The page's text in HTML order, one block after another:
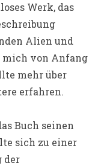
Werk, das
Alien und
mich von Anfang
mehr über
erfahren.
Buch seinen
sich zu einer
der